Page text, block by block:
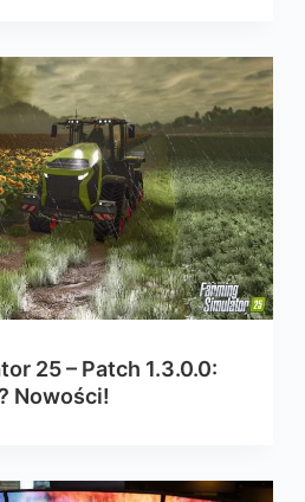
25 – Patch 1.3.0.0:
Nowości!